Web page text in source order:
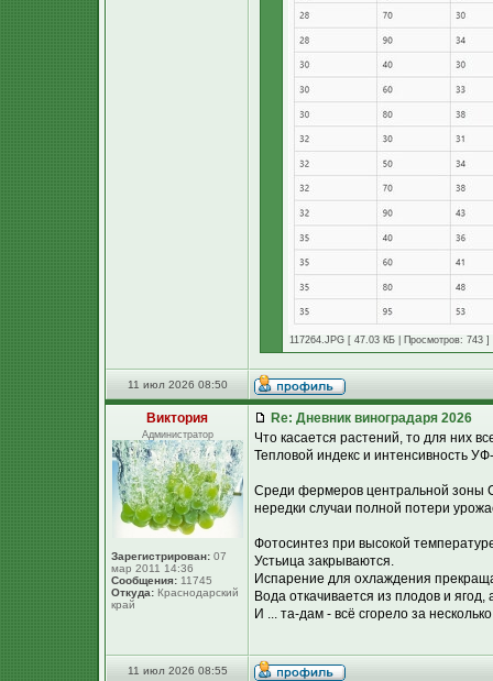
117264.JPG [ 47.03 КБ | Просмотров: 743 ]
11 июл 2026 08:50
Виктория
Администратор
Зарегистрирован: 07
мар 2011 14:36
Сообщения: 11745
Откуда: Краснодарский
край
Re: Дневник виноградаря 2026
Что касается растений, то для них
Тепловой индекс и интенсивность
Среди фермеров центральной зоны
нередки случаи полной потери
Фотосинтез при высокой
Устьица закрываются.
Испарение для охлаждения
Вода откачивается из плодов и ягод,
И ... та-дам - всё сгорело за
11 июл 2026 08:55